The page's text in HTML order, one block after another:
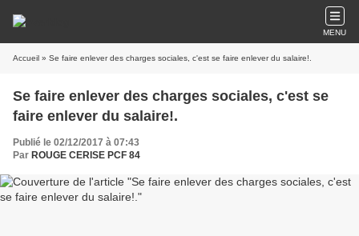
MENU
Accueil » Se faire enlever des charges sociales, c'est se faire enlever du salaire!.
Se faire enlever des charges sociales, c'est se
faire enlever du salaire!.
Publié le 02/12/2017 à 07:43
Par ROUGE CERISE PCF 84